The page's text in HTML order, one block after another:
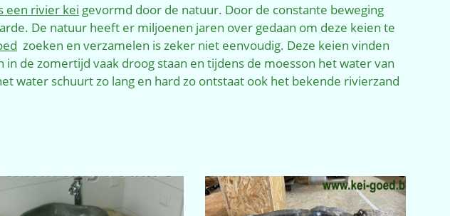
een rivier kei gevormd door de natuur. Door de constante beweging
De natuur heeft er miljoenen jaren over gedaan om deze keien te
zoeken en verzamelen is zeker niet eenvoudig. Deze keien vinden
de zomertijd vaak droog staan en tijdens de moesson het water van
water schuurt zo lang en hard zo ontstaat ook het bekende rivierzand